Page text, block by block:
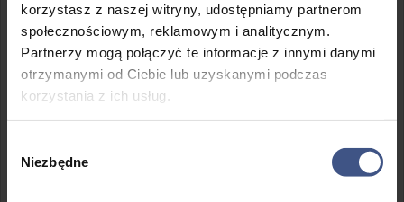
korzystasz z naszej witryny, udostępniamy partnerom
społecznościowym, reklamowym i analitycznym.
Partnerzy mogą połączyć te informacje z innymi danymi
otrzymanymi od Ciebie lub uzyskanymi podczas
korzystania z ich usług.
zgody
Niezbędne
ształowaniem prowiantu i swoich rzeczy. To też czas na
pierwsze żeglarskie rytuały i integrację.
🌊 Dni 2–11: Szkolenie w terenie
Praktyczne szkolenie, rejs wyrusza z portu. Uczestnicy
biwakach lub w przystaniach żeglarskich, przechodzą pełne
praktyczne i teoretyczne szkolenie żeglarskie.